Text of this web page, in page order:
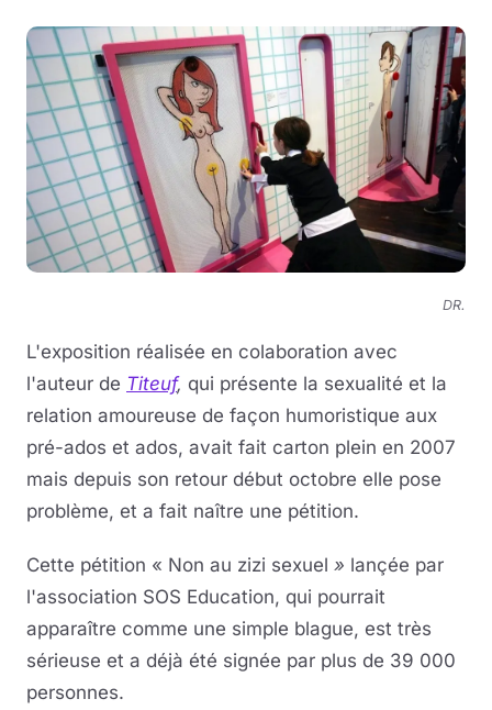
DR.
L'exposition réalisée en colaboration avec
l'auteur de Titeuf, qui présente la sexualité et la
relation amoureuse de façon humoristique aux
pré-ados et ados, avait fait carton plein en 2007
mais depuis son retour début octobre elle pose
problème, et a fait naître une pétition.
Cette pétition « Non au zizi sexuel » lançée par
l'association SOS Education, qui pourrait
apparaître comme une simple blague, est très
sérieuse et a déjà été signée par plus de 39 000
personnes.